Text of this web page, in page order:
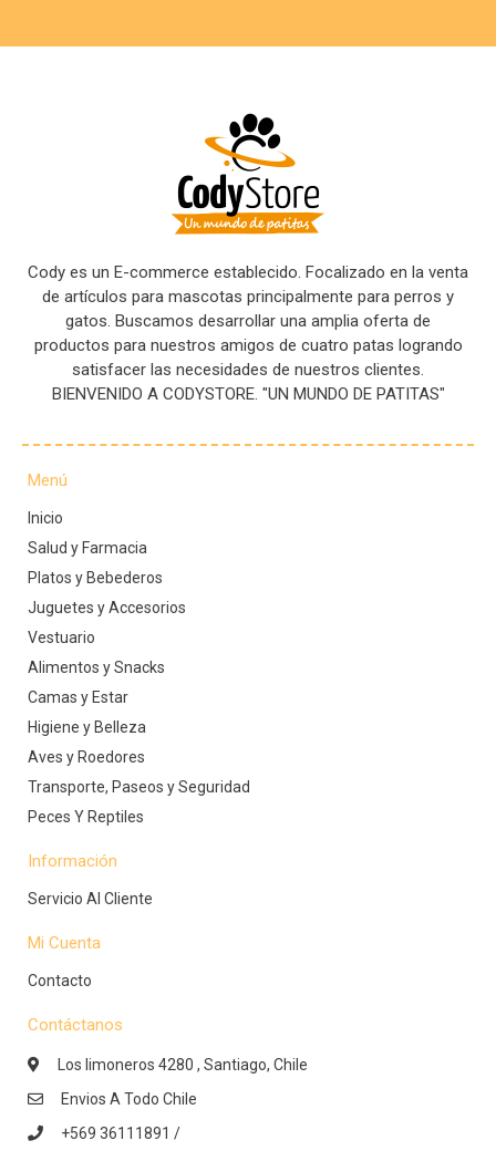
Cody es un E-commerce establecido. Focalizado en la venta
de artículos para mascotas principalmente para perros y
gatos. Buscamos desarrollar una amplia oferta de
productos para nuestros amigos de cuatro patas logrando
satisfacer las necesidades de nuestros clientes.
BIENVENIDO A CODYSTORE. "UN MUNDO DE PATITAS"
Menú
Inicio
Salud y Farmacia
Platos y Bebederos
Juguetes y Accesorios
Vestuario
Alimentos y Snacks
Camas y Estar
Higiene y Belleza
Aves y Roedores
Transporte, Paseos y Seguridad
Peces Y Reptiles
Información
Servicio Al Cliente
Mi Cuenta
Contacto
Contáctanos
Los limoneros 4280 , Santiago, Chile
Envios A Todo Chile
+569 36111891 /